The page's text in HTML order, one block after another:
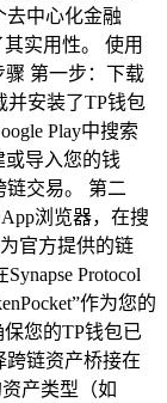
去中心化金融
实用性。 使用
骤 第一步：下载
并安装了TP钱包
Play中搜索
或导入您的钱
链交易。 第二
浏览器，在搜
为官方提供的链
Protocol
作为您的
您的TP钱包已
跨链资产桥接在
产类型（如